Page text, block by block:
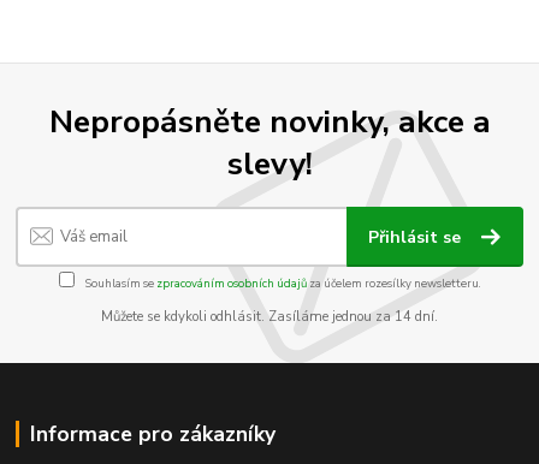
Nepropásněte novinky, akce a
slevy!
Přihlásit se
Souhlasím se zpracováním osobních údajůza účelem rozesílky newsletteru.
Můžete se kdykoli odhlásit. Zasíláme jednou za 14 dní.
Informace pro zákazníky